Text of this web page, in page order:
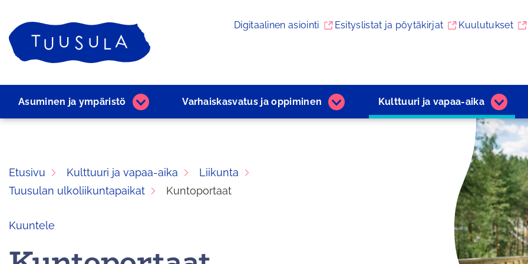
sisältöön
Etusivu Digitaalinen asiointi Esityslistat ja pöytäkirjat Kuulutukset
Asuminen ja ­ympäristö
Asuminen
ja
Varhaiskasvatus ja ­oppiminen
Varhaiskasvatus
ja
Kulttuuri ja ­vapaa-aika
ja
­vapaa-
aika
Etusivu Kulttuuri ja vapaa-aika
Liikunta
Tuusulan ulkoliikuntapaikat
Kuntoportaat
Kuuntele